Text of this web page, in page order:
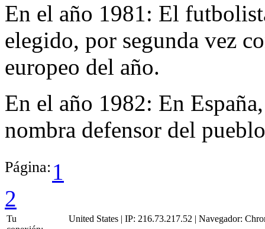
En el año 1981: El
elegido, por segunda vez
europeo del año.
En el año 1982: En
nombra defensor del
Página: 1
2
Tu
United States | IP: 216.73.217.52 | Navegador: